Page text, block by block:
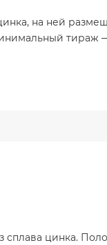
на ней
тираж
цинка.